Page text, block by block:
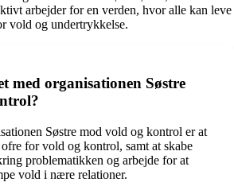
arbejder for en verden, hvor alle kan leve
vold og undertrykkelse.
med organisationen Søstre
Søstre mod vold og kontrol er at
for vold og kontrol, samt at skabe
problematikken og arbejde for at
vold i nære relationer.